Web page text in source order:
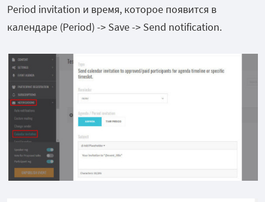
Period invitation и время, которое появится в
календаре (Period) -> Save -> Send notification.